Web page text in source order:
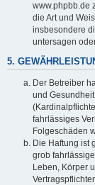
www.phpbb.de
die Art und
insbesondere
untersagen
5.
Der Betreiber
und
fahrlässiges
Folgeschäden
Die Haftung ist
grob
Leben, Körper